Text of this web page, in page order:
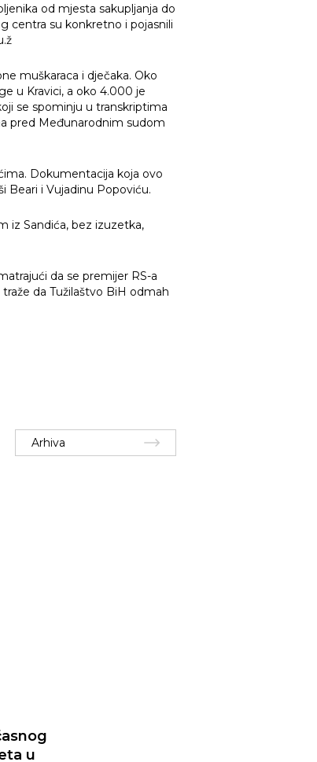
od mjesta sakupljanja do
centra su konkretno i pojasnili
muškaraca i dječaka. Oko
u Kravici, a oko 4.000 je
se spominju u transkriptima
pred Međunarodnim sudom
Dokumentacija koja ovo
Beari i Vujadinu Popoviću.
iz Sandića, bez izuzetka,
da se premijer RS-a
da Tužilaštvo BiH odmah
Arhiva
u